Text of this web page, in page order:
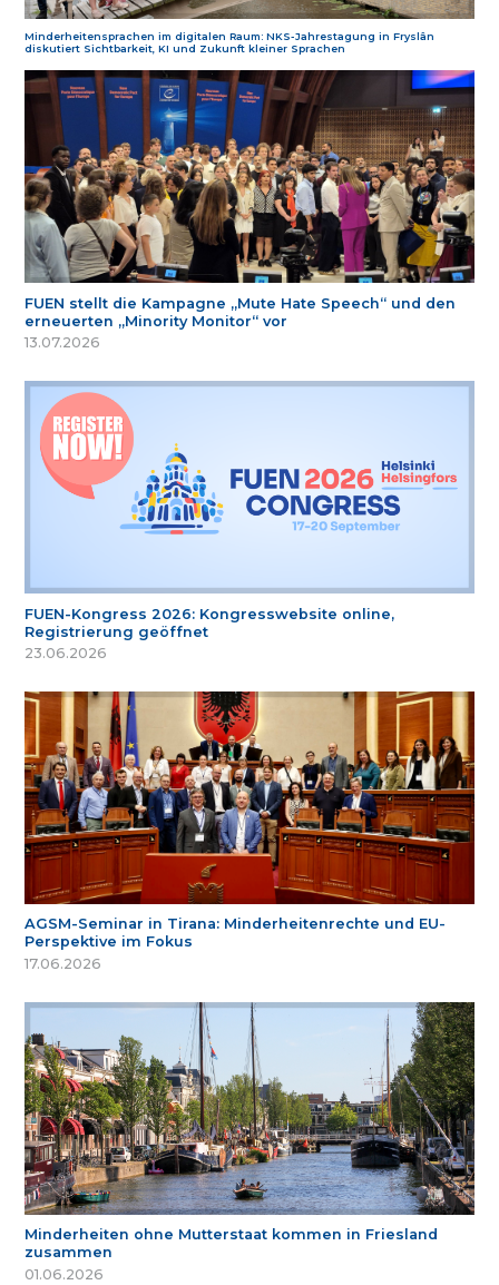
Minderheitensprachen im digitalen Raum: NKS-Jahrestagung in Fryslân
diskutiert Sichtbarkeit, KI und Zukunft kleiner Sprachen
FUEN stellt die Kampagne „Mute Hate Speech“ und den
erneuerten „Minority Monitor“ vor
13.07.2026
FUEN-Kongress 2026: Kongresswebsite online,
Registrierung geöffnet
23.06.2026
AGSM-Seminar in Tirana: Minderheitenrechte und EU-
Perspektive im Fokus
17.06.2026
Minderheiten ohne Mutterstaat kommen in Friesland
zusammen
01.06.2026